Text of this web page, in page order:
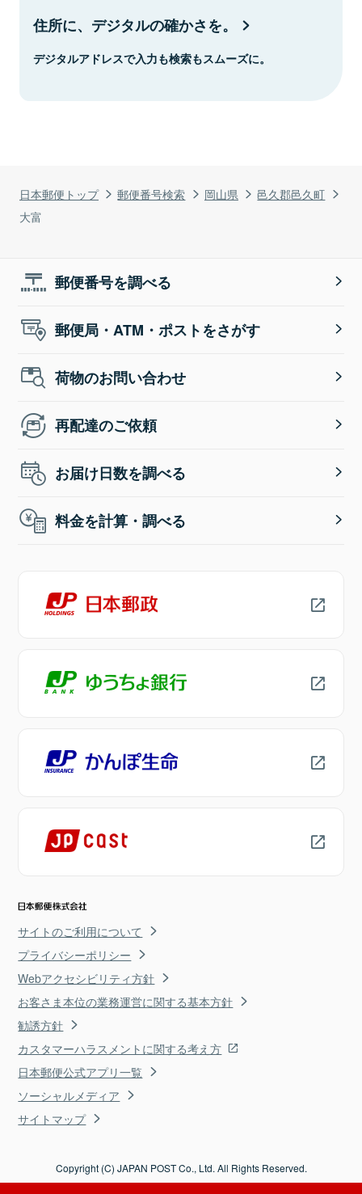
日本郵便トップ 郵便番号検索 岡山県
邑久郡邑久町
大富
住所に、デジタルの確かさを。
デジタルアドレスで入力も検索もスムーズに。
郵便番号を調べる
郵便局・ATM・ポストをさがす
荷物のお問い合わせ
再配達のご依頼
お届け日数を調べる
料金を計算・調べる
サイトのご利用について
プライバシーポリシー
Webアクセシビリティ方針
お客さま本位の業務運営に関する基本方針
勧誘方針
カスタマーハラスメントに関する考え方
日本郵便公式アプリ一覧
ソーシャルメディア
サイトマップ
Copyright (C) JAPAN POST Co., Ltd. All Rights Reserved.